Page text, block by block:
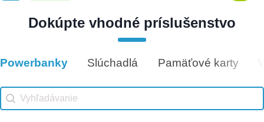
5 na sklade
Dokúpte vhodné príslušenstvo
Vhodné príslušenstvo
Powerbanky Slúchadlá Pamäťové karty
Vhodné príslušenstvo search
Search content